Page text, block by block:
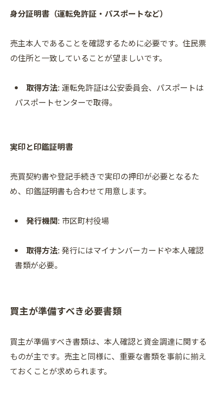
身分証明書（運転免許証・パスポートなど）
売主本人であることを確認するために必要です。住民票
の住所と一致していることが望ましいです。
取得方法: 運転免許証は公安委員会、パスポートは
パスポートセンターで取得。
実印と印鑑証明書
売買契約書や登記手続きで実印の押印が必要となるた
め、印鑑証明書も合わせて用意します。
発行機関: 市区町村役場
取得方法: 発行にはマイナンバーカードや本人確認
書類が必要。
買主が準備すべき必要書類
買主が準備すべき書類は、本人確認と資金調達に関する
ものが主です。売主と同様に、重要な書類を事前に揃え
ておくことが求められます。